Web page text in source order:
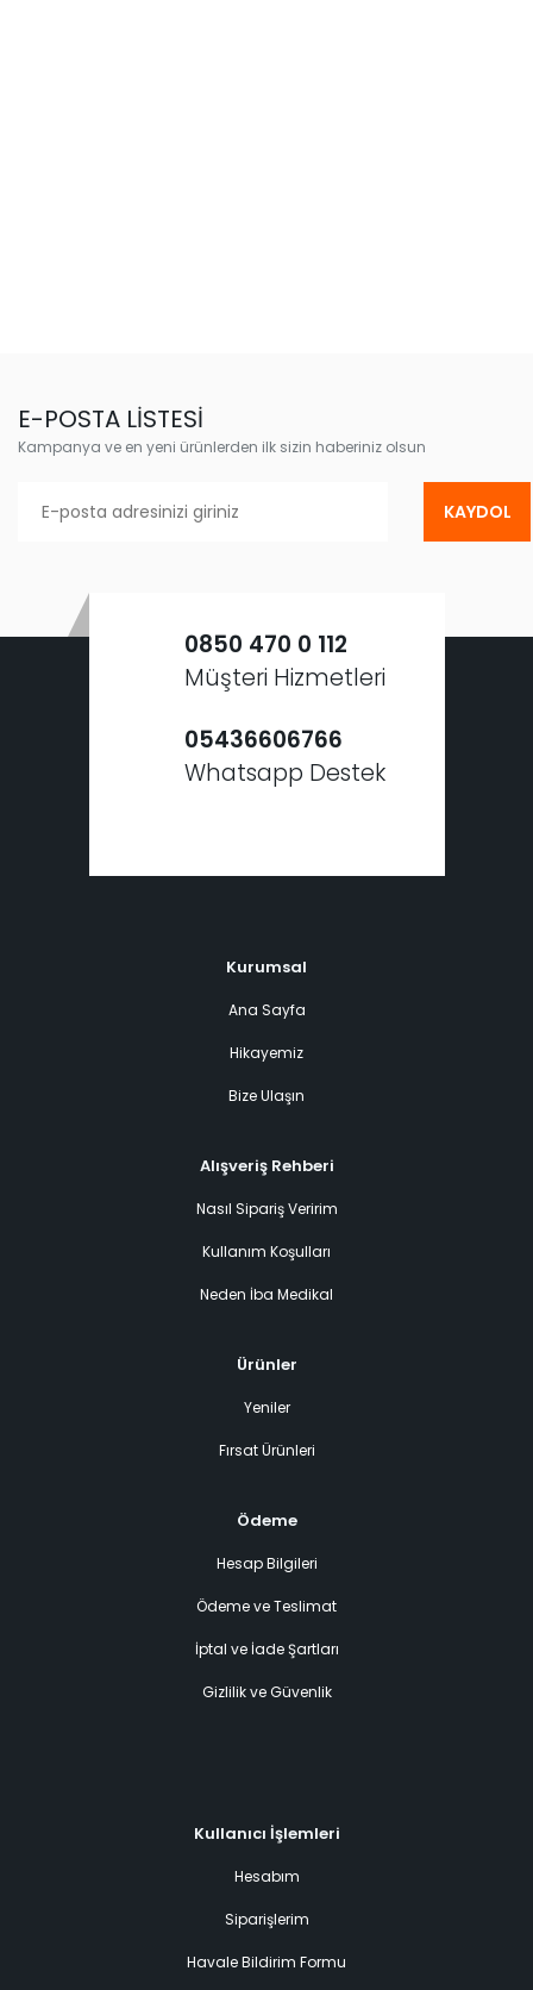
E-POSTA LİSTESİ
Kampanya ve en yeni ürünlerden ilk sizin haberiniz olsun
KAYDOL
0850 470 0 112
Müşteri Hizmetleri
05436606766
Whatsapp Destek
Kurumsal
Ana Sayfa
Hikayemiz
Bize Ulaşın
Alışveriş Rehberi
Nasıl Sipariş Veririm
Kullanım Koşulları
Neden İba Medikal
Ürünler
Yeniler
Fırsat Ürünleri
Ödeme
Hesap Bilgileri
Ödeme ve Teslimat
İptal ve İade Şartları
Gizlilik ve Güvenlik
Kullanıcı İşlemleri
Hesabım
Siparişlerim
Havale Bildirim Formu